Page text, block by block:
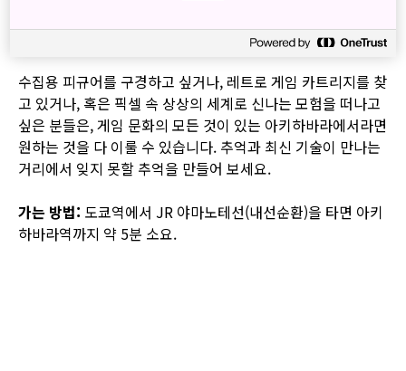
수집용 피규어를 구경하고 싶거나, 레트로 게임 카트리지를 찾
고 있거나, 혹은 픽셀 속 상상의 세계로 신나는 모험을 떠나고
싶은 분들은, 게임 문화의 모든 것이 있는 아키하바라에서라면
원하는 것을 다 이룰 수 있습니다. 추억과 최신 기술이 만나는
거리에서 잊지 못할 추억을 만들어 보세요.
가는 방법: 도쿄역에서 JR 야마노테선(내선순환)을 타면 아키
하바라역까지 약 5분 소요.